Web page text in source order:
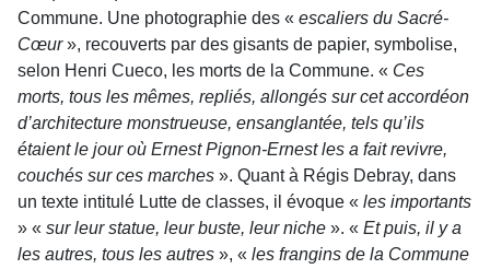
Commune. Une photographie des « escaliers du Sacré-
Cœur», recouverts par des gisants de papier, symbolise,
selon Henri Cueco, les morts de la Commune. « Ces
morts, tous les mêmes, repliés, allongés sur cet accordéon
d’architecture monstrueuse, ensanglantée, tels qu’ils
étaient le jour où Ernest Pignon-Ernest les a fait revivre,
couchés sur ces marches ». Quant à Régis Debray, dans
un texte intitulé Lutte de classes, il évoque « les importants
» « sur leur statue, leur buste, leur niche ». « Et puis, il y a
les autres, tous les autres », « les frangins de la Commune